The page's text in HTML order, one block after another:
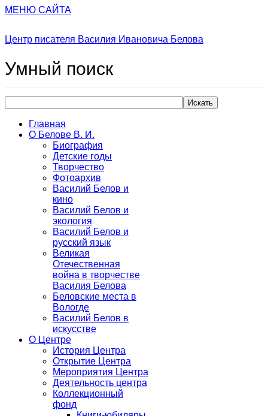
МЕНЮ САЙТА
Центр писателя Василия Ивановича Белова
Умный поиск
Искать
Главная
О Белове В. И.
Биография
Детские годы
Творчество
Фотоархив
Василий Белов и
кино
Василий Белов и
экология
Василий Белов и
русский язык
Великая
Отечественная
война в творчестве
Василия Белова
Беловские места в
Вологде
Василий Белов в
искусстве
О Центре
История Центра
Открытие Центра
Мероприятия Центра
Деятельность центра
Коллекционный
фонд